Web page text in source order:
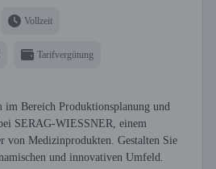
Vollzeit
Tarifvergütung
im Bereich Produktionsplanung und
SERAG-WIESSNER, einem
von Medizinprodukten. Gestalten Sie
und innovativen Umfeld.